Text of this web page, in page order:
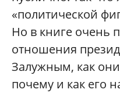
«политической
Но в книге очень
отношения
Залужным, как
почему и как его